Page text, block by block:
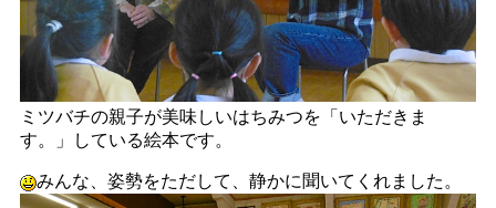
ミツバチの親子が美味しいはちみつを「いただきま
す。」している絵本です。
みんな、姿勢をただして、静かに聞いてくれました。